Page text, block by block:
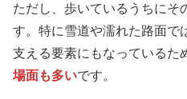
ただし、歩いているうちにそ
す。特に雪道や濡れた路面で
支える要素にもなっているた
場面も多いです。